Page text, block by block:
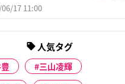
17 11:00
人気タグ
三山凌輝